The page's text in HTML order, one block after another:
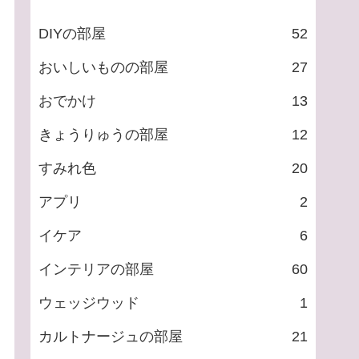
DIYの部屋 52
おいしいものの部屋 27
おでかけ 13
きょうりゅうの部屋 12
すみれ色 20
アプリ 2
イケア 6
インテリアの部屋 60
ウェッジウッド 1
カルトナージュの部屋 21